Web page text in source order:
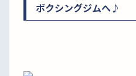
ボクシングジムへ♪